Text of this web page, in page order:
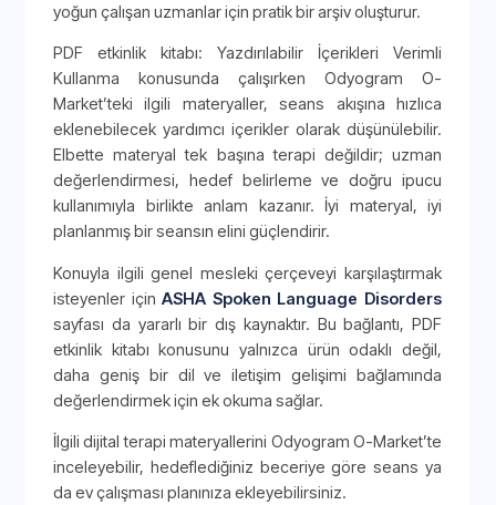
yoğun çalışan uzmanlar için pratik bir arşiv oluşturur.
PDF etkinlik kitabı: Yazdırılabilir İçerikleri Verimli
Kullanma konusunda çalışırken Odyogram O-
Market’teki ilgili materyaller, seans akışına hızlıca
eklenebilecek yardımcı içerikler olarak düşünülebilir.
Elbette materyal tek başına terapi değildir; uzman
değerlendirmesi, hedef belirleme ve doğru ipucu
kullanımıyla birlikte anlam kazanır. İyi materyal, iyi
planlanmış bir seansın elini güçlendirir.
Konuyla ilgili genel mesleki çerçeveyi karşılaştırmak
isteyenler içinASHA Spoken Language Disorders
sayfası da yararlı bir dış kaynaktır. Bu bağlantı, PDF
etkinlik kitabı konusunu yalnızca ürün odaklı değil,
daha geniş bir dil ve iletişim gelişimi bağlamında
değerlendirmek için ek okuma sağlar.
İlgili dijital terapi materyallerini Odyogram O-Market’te
inceleyebilir, hedeflediğiniz beceriye göre seans ya
da ev çalışması planınıza ekleyebilirsiniz.